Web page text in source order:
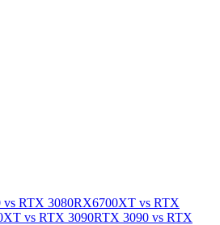
vs RTX 3080RX6700XT vs RTX
vs RTX 3090RTX 3090 vs RTX